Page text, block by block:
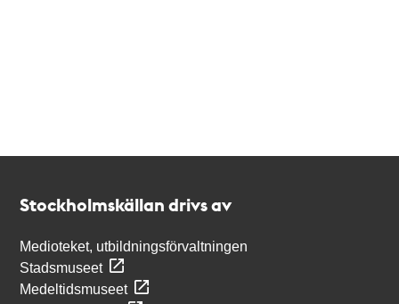
Stockholmskällan drivs av
Medioteket, utbildningsförvaltningen
Stadsmuseet
Medeltidsmuseet